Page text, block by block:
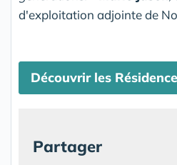
d'exploitation adjointe de
Découvrir les
Partager